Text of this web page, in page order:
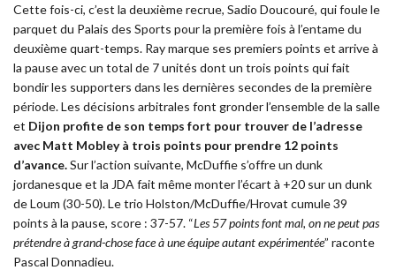
Cette fois-ci, c’est la deuxième recrue, Sadio Doucouré, qui foule le
parquet du Palais des Sports pour la première fois à l’entame du
deuxième quart-temps. Ray marque ses premiers points et arrive à
la pause avec un total de 7 unités dont un trois points qui fait
bondir les supporters dans les dernières secondes de la première
période. Les décisions arbitrales font gronder l’ensemble de la salle
et Dijon profite de son temps fort pour trouver de l’adresse
avec Matt Mobley à trois points pour prendre 12 points
d’avance.Sur l’action suivante, McDuffie s’offre un dunk
jordanesque et la JDA fait même monter l’écart à +20 sur un dunk
de Loum (30-50). Le trio Holston/McDuffie/Hrovat cumule 39
points à la pause, score : 37-57. “Les 57 points font mal, on ne peut pas
prétendre à grand-chose face à une équipe autant expérimentée” raconte
Pascal Donnadieu.